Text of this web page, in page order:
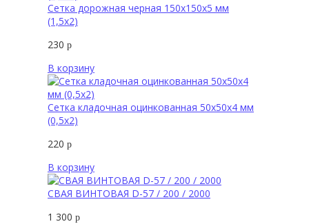
Сетка дорожная черная 150х150х5 мм
(1,5х2)
230 р
В корзину
Сетка кладочная оцинкованная 50х50х4 мм
(0,5х2)
220 р
В корзину
СВАЯ ВИНТОВАЯ D-57 / 200 / 2000
1 300 р